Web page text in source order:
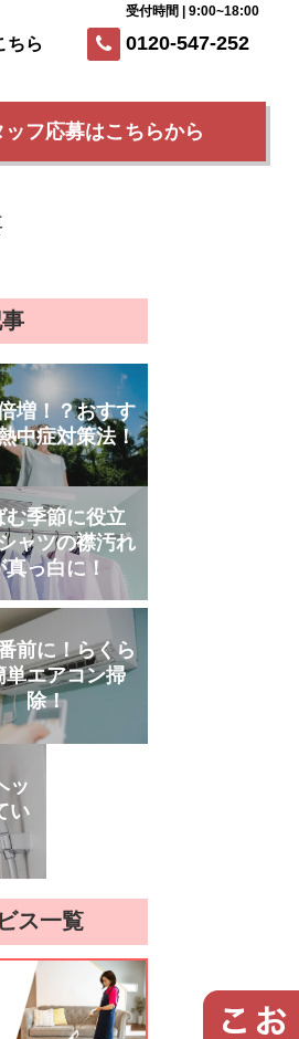
ちら 0120-547-252
受付時間 | 9:00~18:00
フ応募はこちらから
増！？おすす
中症対策法！
む季節に役立
ャツの襟汚れ
真っ白に！
前に！らくら
単エアコン掃
除！
ッ
い
ス一覧